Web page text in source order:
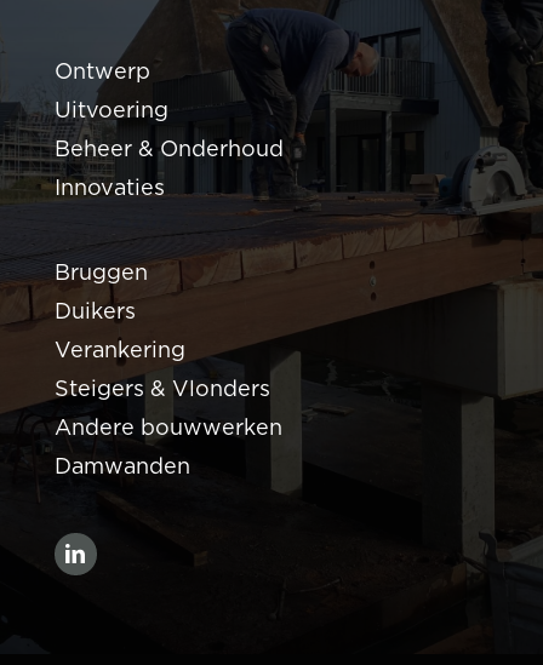
Ontwerp
Uitvoering
Beheer & Onderhoud
Innovaties
Bruggen
Duikers
Verankering
Steigers & Vlonders
Andere bouwwerken
Damwanden